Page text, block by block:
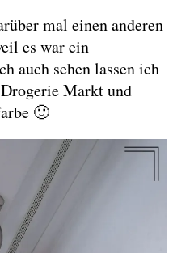
mal einen anderen
es war ein
auch sehen lassen ich
Markt und
🙂